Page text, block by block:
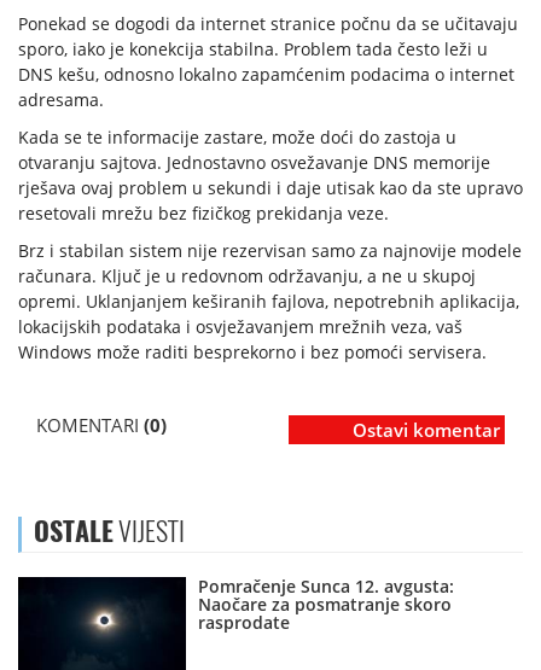
Ponekad se dogodi da internet stranice počnu da se učitavaju
sporo, iako je konekcija stabilna. Problem tada često leži u
DNS kešu, odnosno lokalno zapamćenim podacima o internet
adresama.
Kada se te informacije zastare, može doći do zastoja u
otvaranju sajtova. Jednostavno osvežavanje DNS memorije
rješava ovaj problem u sekundi i daje utisak kao da ste upravo
resetovali mrežu bez fizičkog prekidanja veze.
Brz i stabilan sistem nije rezervisan samo za najnovije modele
računara. Ključ je u redovnom održavanju, a ne u skupoj
opremi. Uklanjanjem keširanih fajlova, nepotrebnih aplikacija,
lokacijskih podataka i osvježavanjem mrežnih veza, vaš
Windows može raditi besprekorno i bez pomoći servisera.
KOMENTARI (0) Ostavi komentar
OSTALEVIJESTI
Pomračenje Sunca 12. avgusta:
Naočare za posmatranje skoro
rasprodate